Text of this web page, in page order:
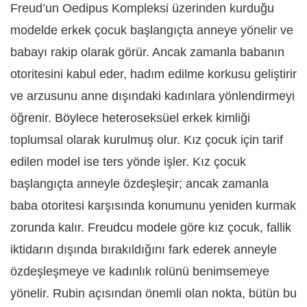
Freud’un Oedipus Kompleksi üzerinden kurduğu
modelde erkek çocuk başlangıçta anneye yönelir ve
babayı rakip olarak görür. Ancak zamanla babanın
otoritesini kabul eder, hadım edilme korkusu geliştirir
ve arzusunu anne dışındaki kadınlara yönlendirmeyi
öğrenir. Böylece heteroseksüel erkek kimliği
toplumsal olarak kurulmuş olur. Kız çocuk için tarif
edilen model ise ters yönde işler. Kız çocuk
başlangıçta anneyle özdeşleşir; ancak zamanla
baba otoritesi karşısında konumunu yeniden kurmak
zorunda kalır. Freudcu modele göre kız çocuk, fallik
iktidarın dışında bırakıldığını fark ederek anneyle
özdeşleşmeye ve kadınlık rolünü benimsemeye
yönelir. Rubin açısından önemli olan nokta, bütün bu